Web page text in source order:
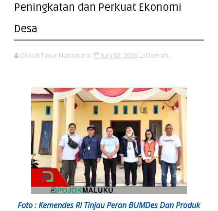
Peningkatan dan Perkuat Ekonomi
Desa
Global Timur Nusantara Juni 03, 2026 Daerah,
Foto : Kemendes RI Tinjau Peran BUMDes Dan Produk